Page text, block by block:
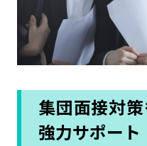
集団面接対
強力サポート